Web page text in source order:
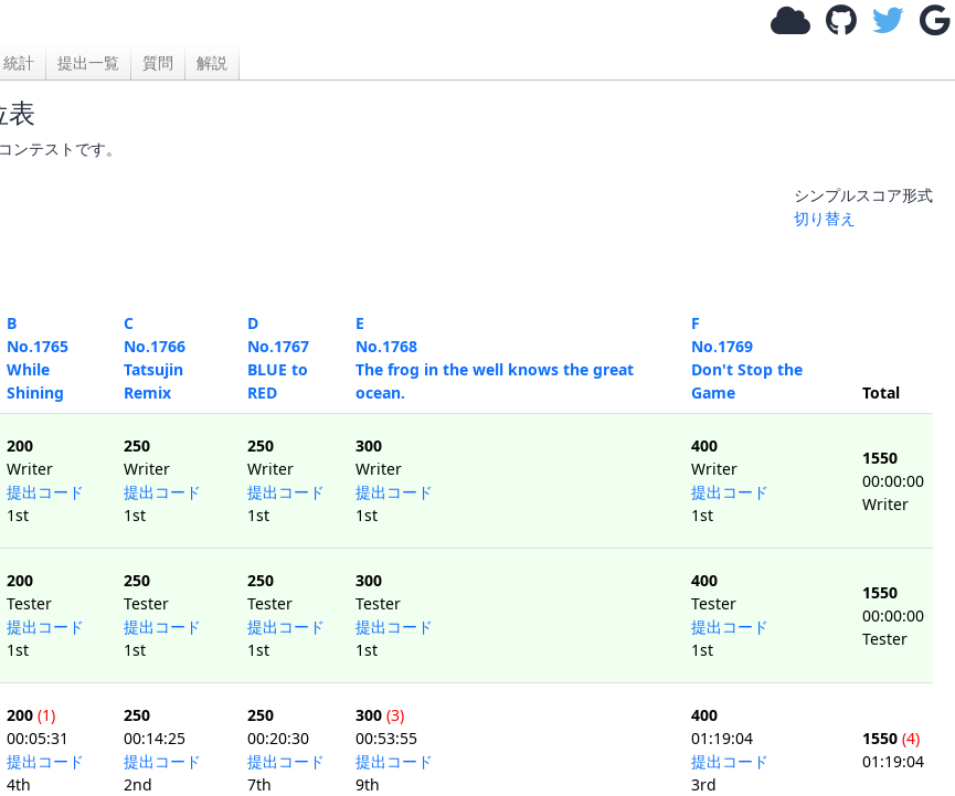
統計 提出一覧 質問 解説
テストです。
シンプルスコア形式
切り替え
B
No.1765
While
Shining
C
No.1766
Tatsujin
Remix
D
No.1767
BLUE to
RED
E
No.1768
The frog in the well knows the great
ocean.
F
No.1769
Don't Stop the
Game
Total
200
Writer
提出コード
1st
250
Writer
提出コード
1st
250
Writer
提出コード
1st
300
Writer
提出コード
1st
400
Writer
提出コード
1st
1550
00:00:00
Writer
200
Tester
提出コード
1st
250
Tester
提出コード
1st
250
Tester
提出コード
1st
300
Tester
提出コード
1st
400
Tester
提出コード
1st
1550
00:00:00
Tester
200 (1)
00:05:31
提出コード
4th
250
00:14:25
提出コード
2nd
250
00:20:30
提出コード
7th
300 (3)
00:53:55
提出コード
9th
400
01:19:04
提出コード
3rd
1550 (4)
01:19:04